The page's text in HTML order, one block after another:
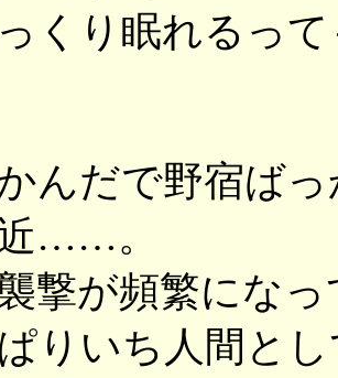
くり眠れるって
んだで野宿ば
……。
撃が頻繁にな
りいち人間と